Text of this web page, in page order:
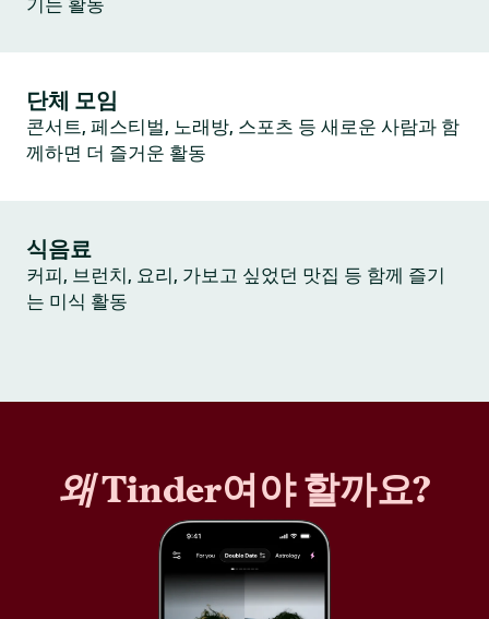
기는 활동
단체 모임
콘서트, 페스티벌, 노래방, 스포츠 등 새로운 사람과 함
께하면 더 즐거운 활동
식음료
커피, 브런치, 요리, 가보고 싶었던 맛집 등 함께 즐기
는 미식 활동
왜Tinder여야 할까요?